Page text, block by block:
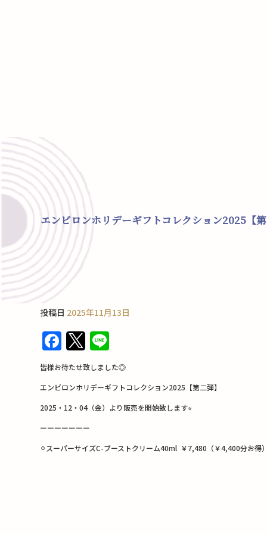
エンビロンホリデーギフトコレクション2025【
投稿日 2025年11月13日
F
a
c
e
b
o
o
T
w
it
te
r
n
e
皆様お待たせ致しました◎
エンビロンホリデーギフトコレクション2025【第二弾】
2025・12・04（金）より販売を開始致します⭐︎
ーーーーーーー
⚪︎スーパーサイズC-ブーストクリーム40ml ￥7,480（￥4,400分お得